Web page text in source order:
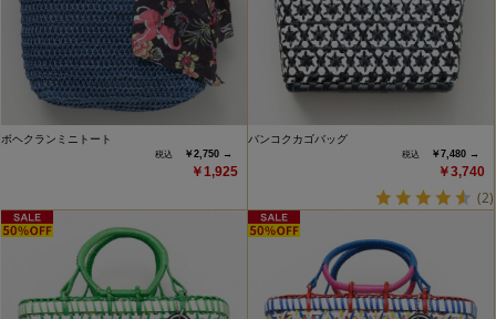
ボヘクランミニトート
￥2,750 →
￥1,925
バンコクカゴバッグ
￥7,480 →
￥3,740
(2)